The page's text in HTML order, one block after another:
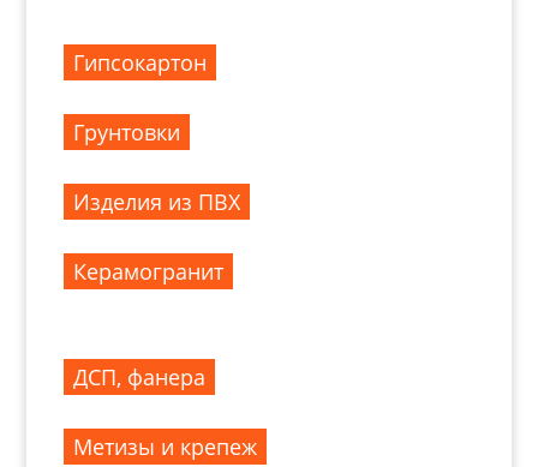
Гипсокартон
Грунтовки
Изделия из ПВХ
Керамогранит
ДСП, фанера
Метизы и крепеж